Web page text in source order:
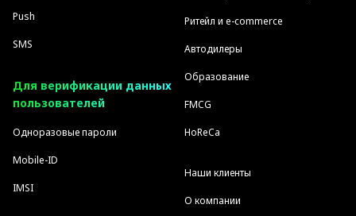
Push
SMS
Для верификации данных
пользователей
Одноразовые пароли
Mobile-ID
IMSI
Ритейл и e-commerce
Автодилеры
Образование
FMCG
HoReCa
Наши клиенты
О компании